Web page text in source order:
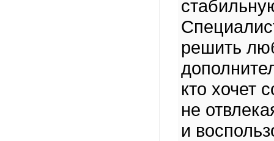
решить
кто хочет
не
и